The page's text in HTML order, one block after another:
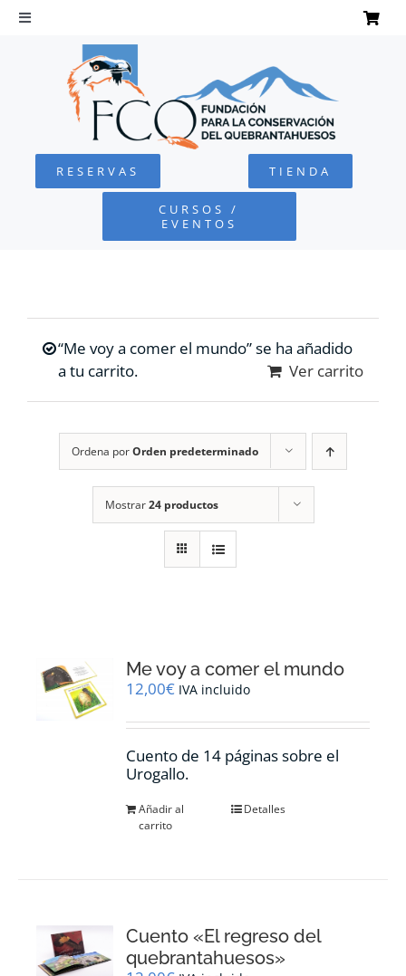
Saltar
Toggle
Navigation
QUEBRANTAHUESOS
FUNDACIÓN
RESERVAS TIENDA
CURSOS /
EVENTOS
“Me voy a comer el mundo” se ha añadido
a tu carrito.
Ver carrito
Ordena porOrden predeterminado
Mostrar24 productos
Me voy a comer el mundo
12,00€ IVA incluido
Cuento de 14 páginas sobre el
Urogallo.
Añadir al
carrito
Detalles
Cuento «El regreso del
quebrantahuesos»